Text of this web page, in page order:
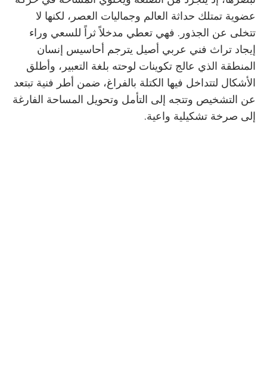
عضوية تمتلك حداثة العالم وجماليات العصر، لكنها لا
تتخلى عن الجذور. فهي تعطي مدخلاً ثراً للسعي وراء
إيجاد تراث فني عربي أصيل يترجم أحاسيس إنسان
المنطقة الذي عالج تكوينات لوحته بلغة التعبير، وأطلق
الأشكال لتتداخل فيها الكتلة بالفراغ، ضمن أطر فنية تبتعد
عن التشخيص وتتجه إلى التأمل وتحويل المساحة الفارغة
إلى صرخة تشكيلية واعية.